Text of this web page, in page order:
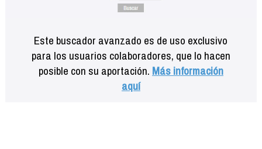
Este buscador avanzado es de uso exclusivo
para los usuarios colaboradores, que lo hacen
posible con su aportación. Más información
aquí